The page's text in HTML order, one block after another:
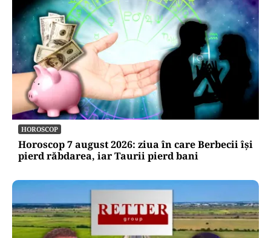
ACTUALITATE
Trenul rămâne o saună în România! CFR
Călători nu are încă aprobat bugetul de
venituri și cheltuieli pentru 2026